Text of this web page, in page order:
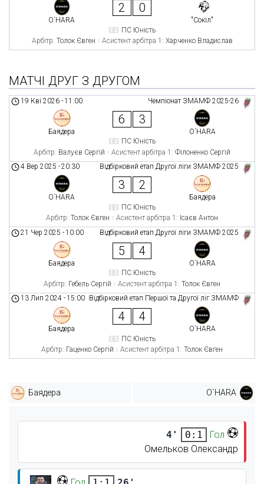
O`HARA
2 0
"Сокіл"
ПС Юність
Арбітр: Толок Євген Асистент арбітра 1: Харченко Владислав
МАТЧІ ДРУГ З ДРУГОМ
Чемпіонат ЗМАМФ 2025-26
19 Кві 2026 -11:00
Баядера
6 3
O`HARA
ПС Юність
Арбітр: Валуєв Сергій Асистент арбітра 1: Філоненко Сергій
Відбірковий етап Другої ліги ЗМАМФ 2025
4 Вер 2025 -20:30
O`HARA
3 2
Баядера
ПС Юність
Арбітр: Толок Євген Асистент арбітра 1: Ісаєв Антон
Відбірковий етап Другої ліги ЗМАМФ 2025
21 Чер 2025 -10:00
Баядера
5 4
O`HARA
ПС Юність
Арбітр: Гебель Сергій Асистент арбітра 1: Толок Євген
Відбірковий етап Першої та Другої ліг ЗМАМФ
13 Лип 2024 -15:00
Баядера
4 4
O`HARA
ПС Юність
Арбітр: Гаценко Сергій Асистент арбітра 1: Толок Євген
Баядера O`HARA
4' 0:1
Гол
Омельков Олександр